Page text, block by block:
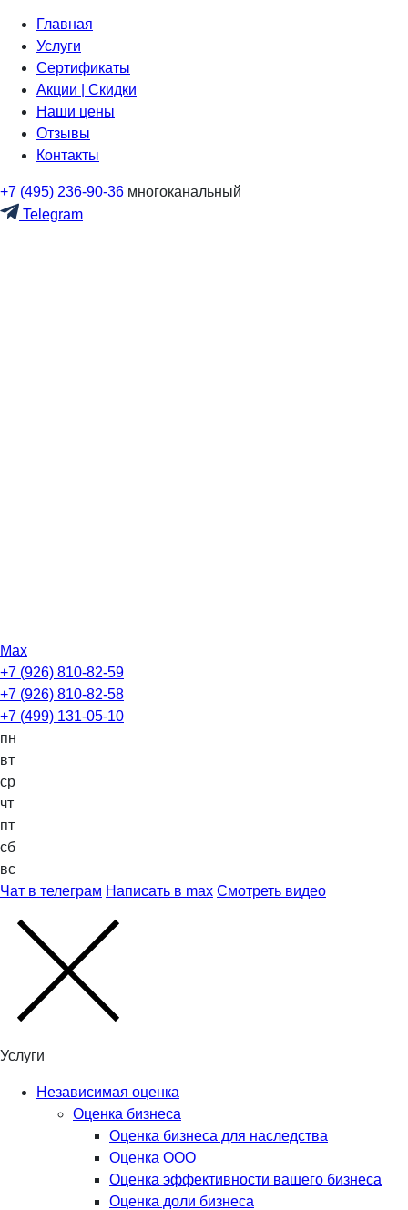
Главная
Услуги
Сертификаты
Акции | Скидки
Наши цены
Отзывы
Контакты
+7 (495) 236-90-36 многоканальный
Telegram
Max
+7 (926) 810-82-59
+7 (926) 810-82-58
+7 (499) 131-05-10
пн
вт
ср
чт
пт
сб
вс
Чат в телеграм Написать в max Смотреть видео
Услуги
Независимая оценка
Оценка бизнеса
Оценка бизнеса для наследства
Оценка ООО
Оценка эффективности вашего бизнеса
Оценка доли бизнеса